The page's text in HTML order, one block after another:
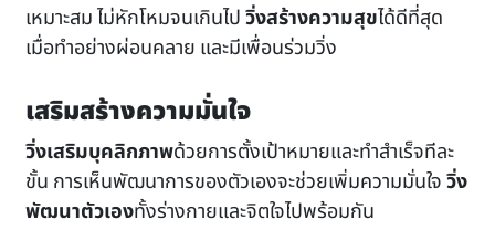
เหมาะสม ไม่หักโหมจนเกินไปวิ่งสร้างความสุขได้ดีที่สุด
เมื่อทำอย่างผ่อนคลาย และมีเพื่อนร่วมวิ่ง
เสริมสร้างความมั่นใจ
วิ่งเสริมบุคลิกภาพด้วยการตั้งเป้าหมายและทำสำเร็จทีละ
ขั้น การเห็นพัฒนาการของตัวเองจะช่วยเพิ่มความมั่นใจวิ่ง
พัฒนาตัวเองทั้งร่างกายและจิตใจไปพร้อมกัน